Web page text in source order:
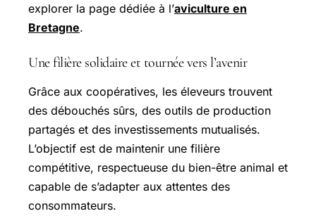
explorer la page dédiée à l’aviculture en
Bretagne.
Une filière solidaire et tournée vers l’avenir
Grâce aux coopératives, les éleveurs trouvent
des débouchés sûrs, des outils de production
partagés et des investissements mutualisés.
L’objectif est de maintenir une filière
compétitive, respectueuse du bien-être animal et
capable de s’adapter aux attentes des
consommateurs.